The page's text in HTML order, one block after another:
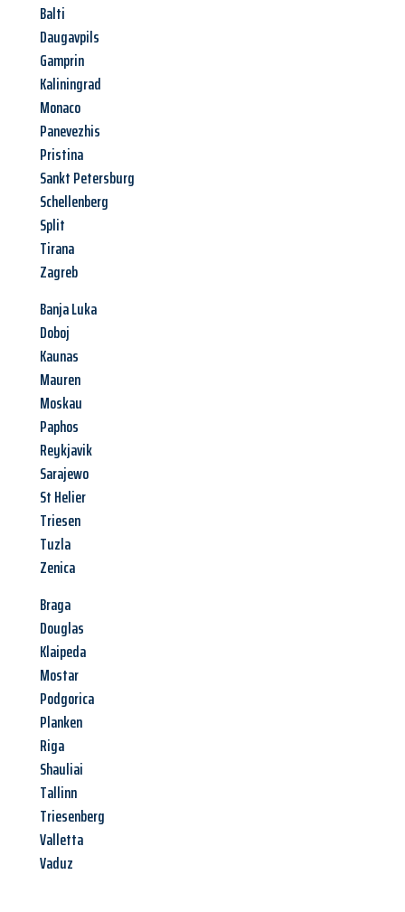
Balti
Daugavpils
Gamprin
Kaliningrad
Monaco
Panevezhis
Pristina
Sankt Petersburg
Schellenberg
Split
Tirana
Zagreb
Banja Luka
Doboj
Kaunas
Mauren
Moskau
Paphos
Reykjavik
Sarajewo
St Helier
Triesen
Tuzla
Zenica
Braga
Douglas
Klaipeda
Mostar
Podgorica
Planken
Riga
Shauliai
Tallinn
Triesenberg
Valletta
Vaduz